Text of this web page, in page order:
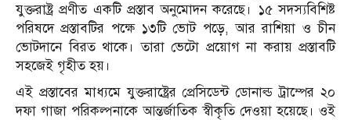
যুক্তরাষ্ট্র প্রণীত একটি প্রস্তাব অনুমোদন করেছে। ১৫ সদস্যবিশিষ্ট
পরিষদে প্রস্তাবটির পক্ষে ১৩টি ভোট পড়ে, আর রাশিয়া ও চীন
ভোটদানে বিরত থাকে। তারা ভেটো প্রয়োগ না করায় প্রস্তাবটি
সহজেই গৃহীত হয়।
এই প্রস্তাবের মাধ্যমে যুক্তরাষ্ট্রের প্রেসিডেন্ট ডোনাল্ড ট্রাম্পের ২০
দফা গাজা পরিকল্পনাকে আন্তর্জাতিক স্বীকৃতি দেওয়া হয়েছে। ওই